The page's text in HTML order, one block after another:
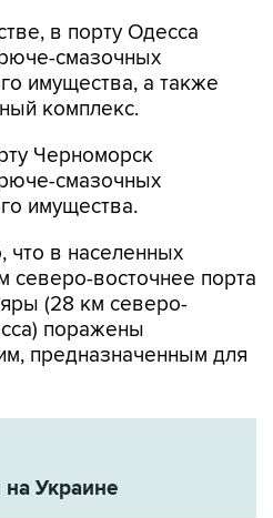
в порту Одесса
смазочных
имущества, а также
комплекс.
Черноморск
смазочных
имущества.
что в населенных
северо-восточнее порта
(28 км северо-
поражены
предназначенным для
Украине